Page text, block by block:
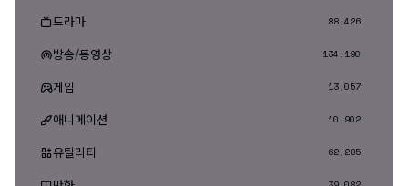
드라마 88,426
방송/동영상 134,190
게임 13,057
애니메이션 10,902
유틸리티 62,285